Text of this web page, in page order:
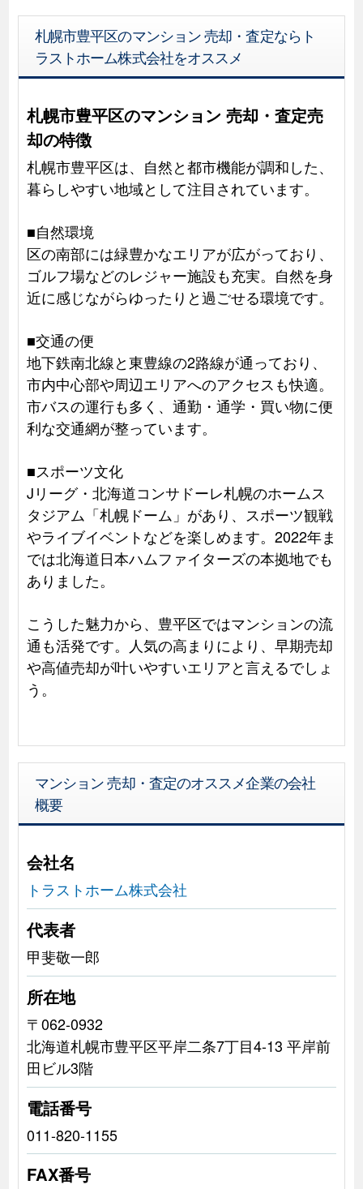
札幌市豊平区のマンション 売却・査定ならト
ラストホーム株式会社をオススメ
札幌市豊平区のマンション 売却・査定売
却の特徴
札幌市豊平区は、自然と都市機能が調和した、
暮らしやすい地域として注目されています。
■自然環境
区の南部には緑豊かなエリアが広がっており、
ゴルフ場などのレジャー施設も充実。自然を身
近に感じながらゆったりと過ごせる環境です。
■交通の便
地下鉄南北線と東豊線の2路線が通っており、
市内中心部や周辺エリアへのアクセスも快適。
市バスの運行も多く、通勤・通学・買い物に便
利な交通網が整っています。
■スポーツ文化
Jリーグ・北海道コンサドーレ札幌のホームス
タジアム「札幌ドーム」があり、スポーツ観戦
やライブイベントなどを楽しめます。2022年ま
では北海道日本ハムファイターズの本拠地でも
ありました。
こうした魅力から、豊平区ではマンションの流
通も活発です。人気の高まりにより、早期売却
や高値売却が叶いやすいエリアと言えるでしょ
う。
マンション 売却・査定のオススメ企業の会社
概要
会社名
トラストホーム株式会社
代表者
甲斐敬一郎
所在地
〒062-0932
北海道札幌市豊平区平岸二条7丁目4-13 平岸前
田ビル3階
電話番号
011-820-1155
FAX番号